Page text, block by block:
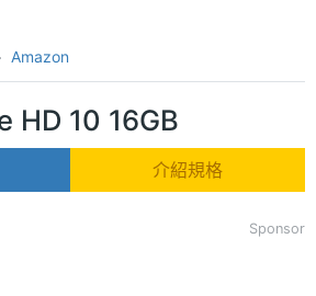
Amazon
HD 10 16GB
介紹規格
Sponsor